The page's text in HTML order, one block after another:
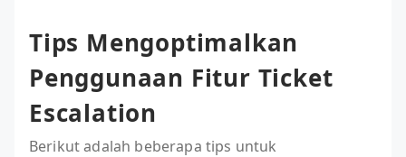
Tips Mengoptimalkan
Penggunaan Fitur Ticket
Escalation
Berikut adalah beberapa tips untuk